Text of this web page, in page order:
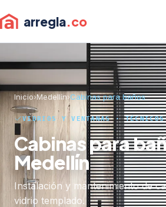
arregla.co
Inicio›Medellín›Cabinas para baños
VIDRIOS Y VENTANAS · TÉCNICOS
Cabinas para
Medellín
Instalación y mantenimiento de
vidrio templado.